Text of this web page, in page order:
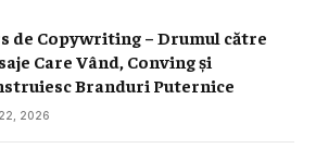
de Copywriting – Drumul către
Care Vând, Conving și
Branduri Puternice
2026